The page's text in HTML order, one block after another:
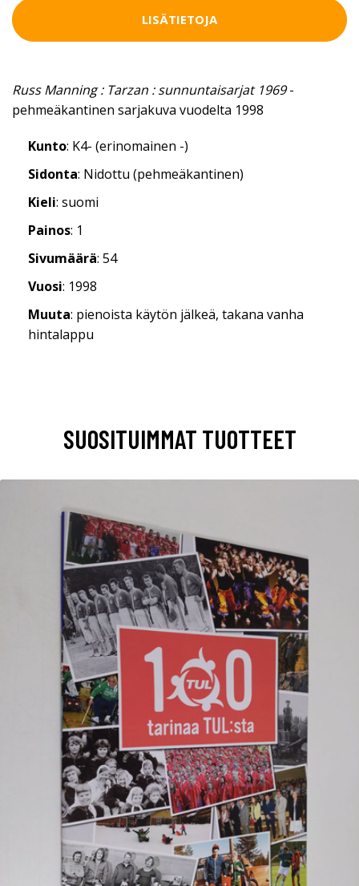
LISÄTIETOJA
Russ Manning : Tarzan : sunnuntaisarjat 1969-
pehmeäkantinen sarjakuva vuodelta 1998
Kunto: K4- (erinomainen -)
Sidonta: Nidottu (pehmeäkantinen)
Kieli: suomi
Painos: 1
Sivumäärä: 54
Vuosi: 1998
Muuta: pienoista käytön jälkeä, takana vanha
hintalappu
SUOSITUIMMAT TUOTTEET